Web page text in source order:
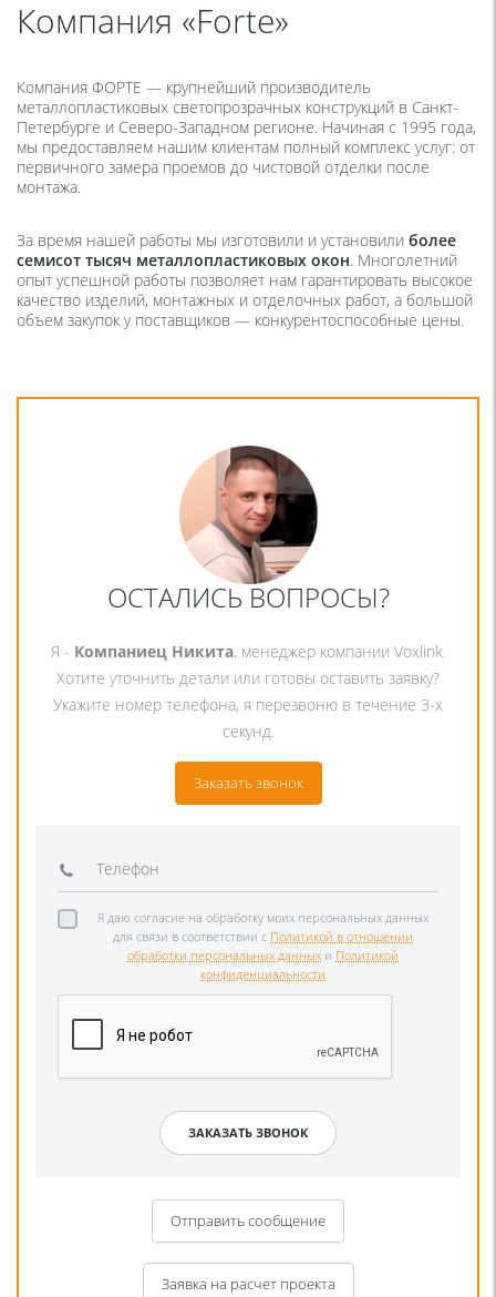
Компания «Forte»
Компания ФОРТЕ — крупнейший производитель
металлопластиковых светопрозрачных конструкций в Санкт-
Петербурге и Северо-Западном регионе. Начиная с 1995 года,
мы предоставляем нашим клиентам полный комплекс услуг: от
первичного замера проемов до чистовой отделки после
монтажа.
За время нашей работы мы изготовили и установили более
семисот тысяч металлопластиковых окон. Многолетний
опыт успешной работы позволяет нам гарантировать высокое
качество изделий, монтажных и отделочных работ, а большой
объем закупок у поставщиков — конкурентоспособные цены.
ОСТАЛИСЬ ВОПРОСЫ?
Я - Компаниец Никита, менеджер компании Voxlink.
Хотите уточнить детали или готовы оставить заявку?
Укажите номер телефона, я перезвоню в течение 3-х
секунд.
Заказать звонок
Я даю согласие на обработку моих персональных данных
для связи в соответствии с Политикой в отношении
обработки персональных данных и Политикой
конфиденциальности
Отправить сообщение
Заявка на расчет проекта